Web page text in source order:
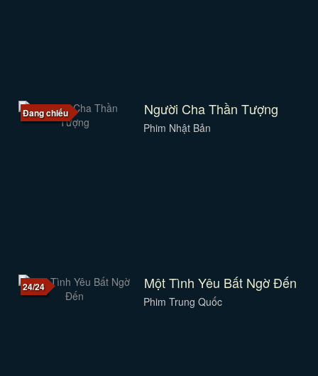
Đang chiếu Người Cha Thần Tượng
Phim Nhật Bản
24/24 Một Tình Yêu Bất Ngờ Đến
Phim Trung Quốc